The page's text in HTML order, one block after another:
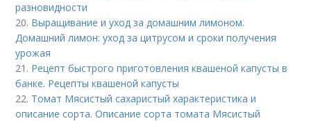
разновидности
20. Выращивание и уход за домашним лимоном.
Домашний лимон: уход за цитрусом и сроки получения
урожая
21. Рецепт быстрого приготовления квашеной капусты в
банке. Рецепты квашеной капусты
22. Томат Мясистый сахаристый характеристика и
описание сорта. Описание сорта томата Мясистый